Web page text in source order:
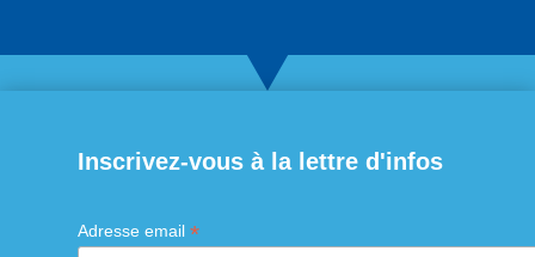
Inscrivez-vous à la lettre d'infos
Adresse email *